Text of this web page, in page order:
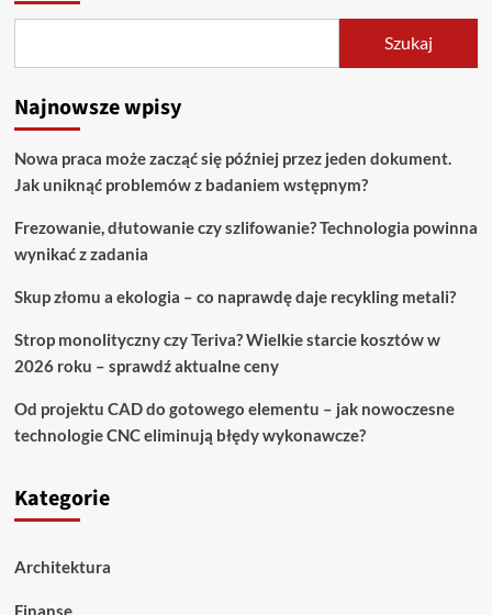
Szukaj
Najnowsze wpisy
Nowa praca może zacząć się później przez jeden dokument.
Jak uniknąć problemów z badaniem wstępnym?
Frezowanie, dłutowanie czy szlifowanie? Technologia powinna
wynikać z zadania
Skup złomu a ekologia – co naprawdę daje recykling metali?
Strop monolityczny czy Teriva? Wielkie starcie kosztów w
2026 roku – sprawdź aktualne ceny
Od projektu CAD do gotowego elementu – jak nowoczesne
technologie CNC eliminują błędy wykonawcze?
Kategorie
Architektura
Finanse